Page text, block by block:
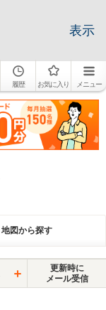
表示
履歴 お気に入り メニュー
地図から探す
更新時に
メール受信